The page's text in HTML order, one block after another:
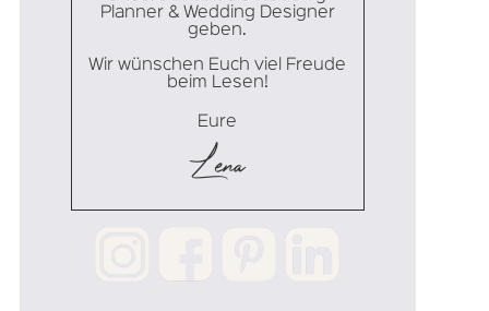
Planner & Wedding Designer
geben.
Wir wünschen Euch viel Freude
beim Lesen!
Eure
Lena